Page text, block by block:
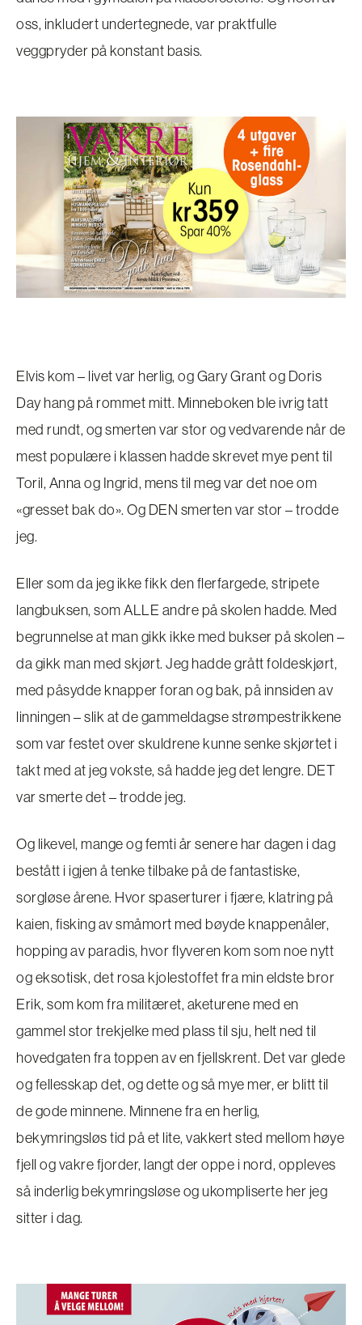
oss, inkludert undertegnede, var praktfulle
veggpryder på konstant basis.
Elvis kom – livet var herlig, og Gary Grant og Doris
Day hang på rommet mitt. Minneboken ble ivrig tatt
med rundt, og smerten var stor og vedvarende når de
mest populære i klassen hadde skrevet mye pent til
Toril, Anna og Ingrid, mens til meg var det noe om
«gresset bak do». Og DEN smerten var stor – trodde
jeg.
Eller som da jeg ikke fikk den flerfargede, stripete
langbuksen, som ALLE andre på skolen hadde. Med
begrunnelse at man gikk ikke med bukser på skolen –
da gikk man med skjørt. Jeg hadde grått foldeskjørt,
med påsydde knapper foran og bak, på innsiden av
linningen – slik at de gammeldagse strømpestrikkene
som var festet over skuldrene kunne senke skjørtet i
takt med at jeg vokste, så hadde jeg det lengre. DET
var smerte det – trodde jeg.
Og likevel, mange og femti år senere har dagen i dag
bestått i igjen å tenke tilbake på de fantastiske,
sorgløse årene. Hvor spaserturer i fjære, klatring på
kaien, fisking av småmort med bøyde knappenåler,
hopping av paradis, hvor flyveren kom som noe nytt
og eksotisk, det rosa kjolestoffet fra min eldste bror
Erik, som kom fra militæret, aketurene med en
gammel stor trekjelke med plass til sju, helt ned til
hovedgaten fra toppen av en fjellskrent. Det var glede
og fellesskap det, og dette og så mye mer, er blitt til
de gode minnene. Minnene fra en herlig,
bekymringsløs tid på et lite, vakkert sted mellom høye
fjell og vakre fjorder, langt der oppe i nord, oppleves
så inderlig bekymringsløse og ukompliserte her jeg
sitter i dag.